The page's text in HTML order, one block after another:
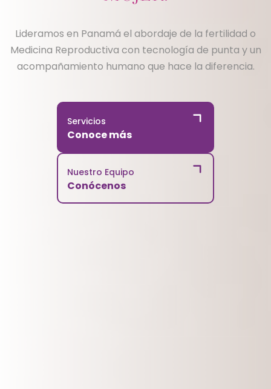
Lideramos en Panamá el abordaje de la fertilidad o
Medicina Reproductiva con tecnología de punta y un
acompañamiento humano que hace la diferencia.
Servicios
Conoce más
Nuestro Equipo
Conócenos